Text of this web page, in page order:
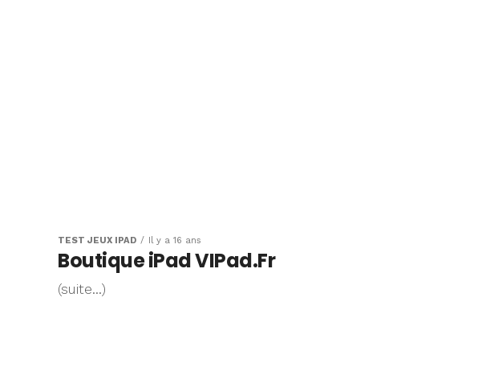
TEST JEUX IPAD Il y a 16 ans
Boutique iPad VIPad.Fr
(suite…)